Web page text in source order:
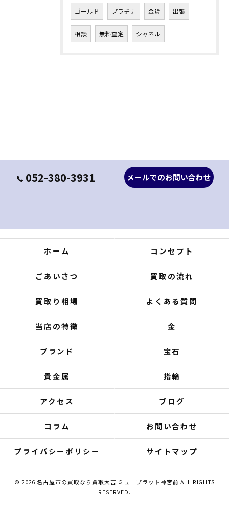
ゴールド プラチナ 金貨 出張
相談 無料査定 シャネル
052-380-3931 メールでのお問い合わせ
ホーム コンセプト
ごあいさつ 買取の流れ
買取り相場 よくある質問
当店の特徴 金
ブランド 宝石
貴金属 指輪
アクセス ブログ
コラム お問い合わせ
プライバシーポリシー サイトマップ
© 2026 名古屋市の買取なら買取大吉 ミュープラット神宮前 ALL RIGHTS
RESERVED.